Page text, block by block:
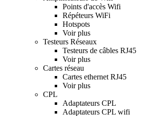
Points d'accès Wifi
Répéteurs WiFi
Hotspots
Voir plus
Testeurs Réseaux
Testeurs de câbles RJ45
Voir plus
Cartes réseau
Cartes ethernet RJ45
Voir plus
CPL
Adaptateurs CPL
Adaptateurs CPL wifi